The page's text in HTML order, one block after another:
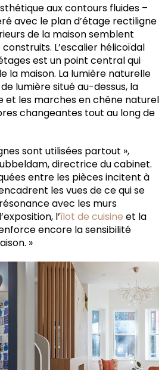
aux contours fluides –
avec le plan d’étage rectiligne
de la maison semblent
L’escalier hélicoïdal
est un point central qui
la maison. La lumière naturelle
lumière situé au-dessus, la
et les marches en chêne naturel
changeantes tout au long de
sont utilisées partout »,
directrice du cabinet.
entre les pièces incitent à
les vues de ce qui se
avec les murs
l’îlot de cuisine et la
encore la sensibilité
»